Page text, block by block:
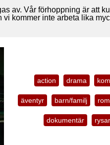
av. Vår förhoppning är att
kommer inte arbeta lika
action drama
äventyr barn/familj
dokumentär